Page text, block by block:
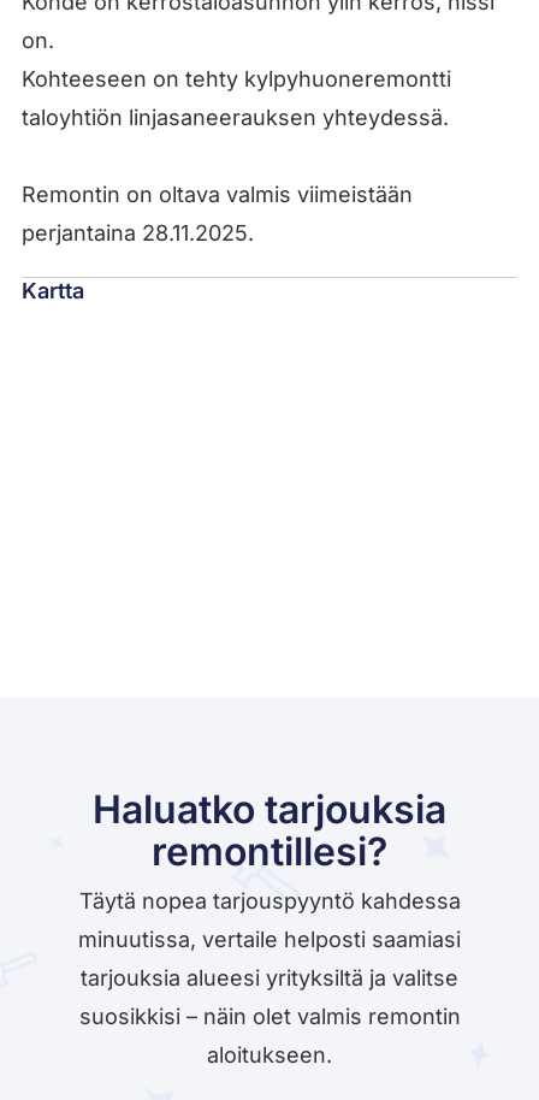
on.
Kohteeseen on tehty kylpyhuoneremontti
taloyhtiön linjasaneerauksen yhteydessä.
Remontin on oltava valmis viimeistään
perjantaina 28.11.2025.
Kartta
Haluatko tarjouksia
remontillesi?
Täytä nopea tarjouspyyntö kahdessa
minuutissa, vertaile helposti saamiasi
tarjouksia alueesi yrityksiltä ja valitse
suosikkisi – näin olet valmis remontin
aloitukseen.